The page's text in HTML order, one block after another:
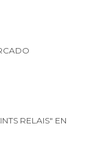
RELAIS" EN